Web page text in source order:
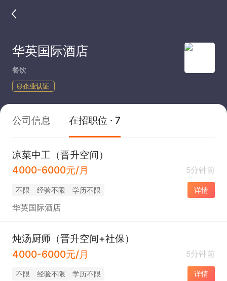
华英国际酒店
餐饮
企业认证
公司信息 在招职位 · 7
凉菜中工（晋升空间）
4000-6000元/月
5分钟前
不限 经验不限 学历不限 详情
华英国际酒店
炖汤厨师（晋升空间+社保）
4000-6000元/月
5分钟前
不限 经验不限 学历不限 详情